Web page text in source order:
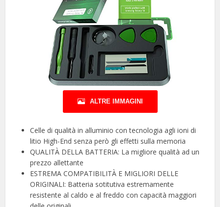
ALTRE IMMAGINI
Celle di qualità in alluminio con tecnologia agli ioni di
litio High-End senza però gli effetti sulla memoria
QUALITÀ DELLA BATTERIA: La migliore qualità ad un
prezzo allettante
ESTREMA COMPATIBILITÀ E MIGLIORI DELLE
ORIGINALI: Batteria sotitutiva estremamente
resistente al caldo e al freddo con capacità maggiori